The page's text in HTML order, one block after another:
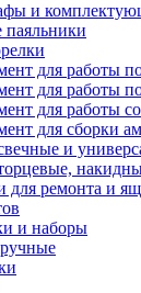
и
паяльники
для работы
для работы
для работы
для сборки
и
для ремонта и
и наборы